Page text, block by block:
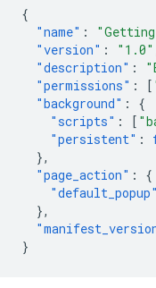
{
"name" :
"version" : "1.0"
"description" :
"permissions" : [
"background" :
{
"scripts" : [
"persistent" :
},
"page_action" :
{
"default_popup"
},
}